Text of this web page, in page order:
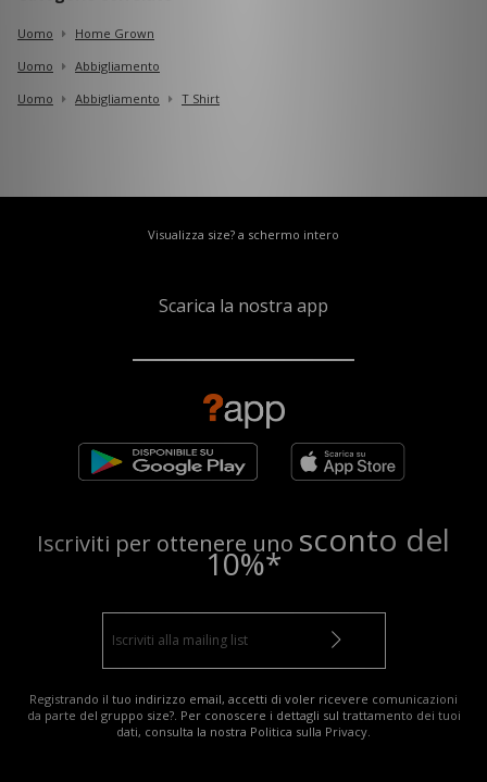
Uomo
Home Grown
Uomo
Abbigliamento
Uomo
Abbigliamento T Shirt
Visualizza size? a schermo intero
Scarica la nostra app
Iscriviti per ottenere uno sconto del
10%*
Registrando il tuo indirizzo email, accetti di voler ricevere comunicazioni
da parte del gruppo size?. Per conoscere i dettagli sul trattamento dei tuoi
dati, consulta la nostra Politica sulla Privacy